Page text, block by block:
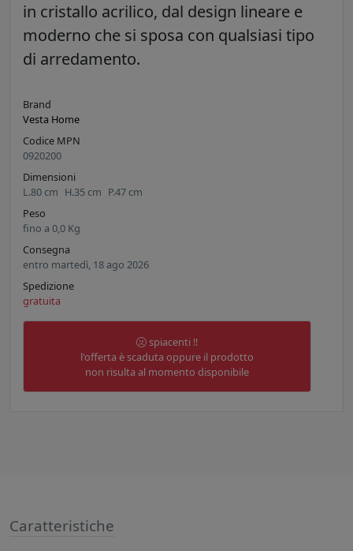
in cristallo acrilico, dal design lineare e
moderno che si sposa con qualsiasi tipo
di arredamento.
Brand
Vesta Home
Codice MPN
0920200
Dimensioni
L.80 cm H.35 cm P.47 cm
Peso
fino a 0,0 Kg
Consegna
entro martedì, 18 ago 2026
Spedizione
gratuita
spiacenti !!
l'offerta è scaduta oppure il prodotto
non risulta al momento disponibile
Caratteristiche